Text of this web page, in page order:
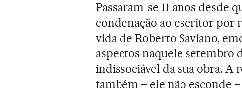
Passaram-se 11 anos desde
condenação ao escritor por
vida de Roberto Saviano,
aspectos naquele setembro
indissociável da sua obra. A
também – ele não esconde